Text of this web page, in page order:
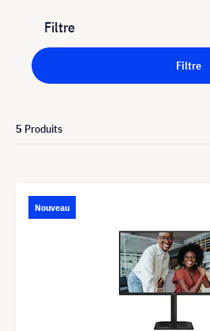
Filtre
Filtre
5 Produits
Nouveau